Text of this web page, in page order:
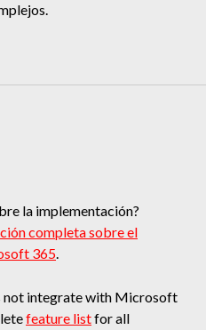
la implementación?
completa sobre el
365.
not integrate with Microsoft
feature listfor all